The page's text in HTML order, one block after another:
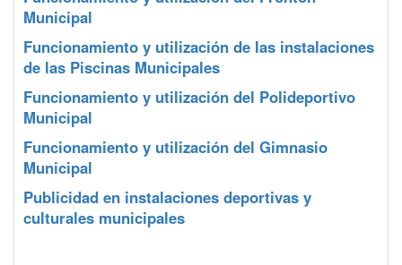
Municipal
Funcionamiento y utilización de las instalaciones
de las Piscinas Municipales
Funcionamiento y utilización del Polideportivo
Municipal
Funcionamiento y utilización del Gimnasio
Municipal
Publicidad en instalaciones deportivas y
culturales municipales